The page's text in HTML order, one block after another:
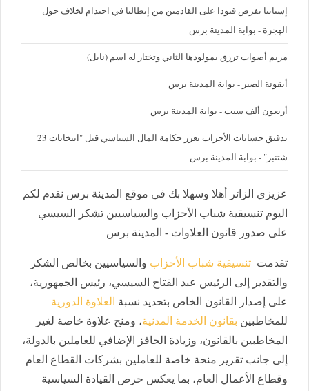
إسبانيا تفرض قيودا على القادمين من إيطاليا في احتدام لخلاف حول
الهجرة - بوابة المدينة برس
مريم أصواب ترزق بمولودها الثاني وتختار له اسم (نايل)
أيقونة الصبر - بوابة المدينة برس
أربعون ألف سبب - بوابة المدينة برس
تدقيق حسابات الأحزاب يعزز حكامة المال السياسي قبل "انتخابات 23
شتنبر" - بوابة المدينة برس
عزيزي الزائر أهلا وسهلا بك في موقع المدينة برس نقدم لكم
اليوم تنسيقية شباب الأحزاب والسياسيين تشكر السيسي
على صدور قانون العلاوات - المدينة برس
تقدمت تنسيقية شباب الأحزاب والسياسيين بخالص الشكر
والتقدير إلى الرئيس عبد الفتاح السيسي، رئيس الجمهورية،
على إصدار القانون الخاص بتحديد نسبة العلاوة الدورية
للمخاطبين بقانون الخدمة المدنية، ومنح علاوة خاصة لغير
المخاطبين بالقانون، وزيادة الحافز الإضافي للعاملين بالدولة،
إلى جانب تقرير منحة خاصة للعاملين بشركات القطاع العام
وقطاع الأعمال العام، بما يعكس حرص القيادة السياسية